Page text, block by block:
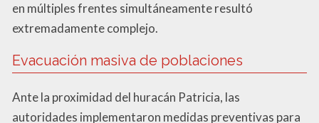
en múltiples frentes simultáneamente resultó
extremadamente complejo.
Evacuación masiva de poblaciones
Ante la proximidad del huracán Patricia, las
autoridades implementaron medidas preventivas para